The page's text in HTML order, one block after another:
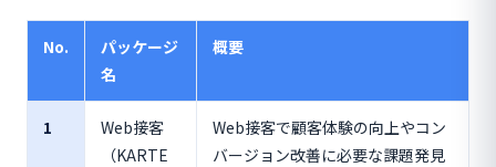
No.
パッケージ
名
概要
1
Web接客
（KARTE
Web接客で顧客体験の向上やコン
バージョン改善に必要な課題発見